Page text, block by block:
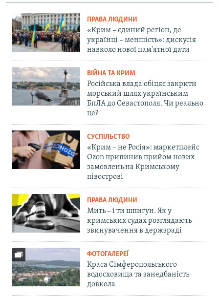
ПРАВА ЛЮДИНИ
«Крим – єдиний регіон, де
українці – меншість»: дискусія
навколо нової пам'ятної дати
ВІЙНА ТА КРИМ
Російська влада обіцяє закрити
морський шлях українським
БпЛА до Севастополя. Чи реально
це?
СУСПІЛЬСТВО
«Крим – не Росія»: маркетплейс
Ozon припинив прийом нових
замовлень на Кримському
півострові
ПРАВА ЛЮДИНИ
Мить – і ти шпигун. Як у
кримських судах розглядають
звинувачення в держзраді
ФОТОГАЛЕРЕЇ
Краса Сімферопольського
водосховища та занедбаність
довкола